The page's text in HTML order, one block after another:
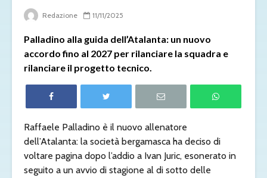
Redazione 11/11/2025
Palladino alla guida dell’Atalanta: un nuovo
accordo fino al 2027 per rilanciare la squadra e
rilanciare il progetto tecnico.
Raffaele Palladino è il nuovo allenatore
dell’Atalanta: la società bergamasca ha deciso di
voltare pagina dopo l’addio a Ivan Juric, esonerato in
seguito a un avvio di stagione al di sotto delle